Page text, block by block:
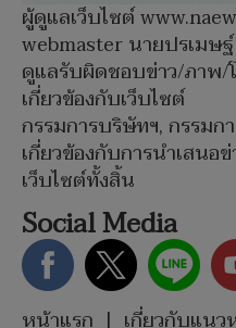
ผู้ดูแลเว็บไซต์
webmaster นายปรเมษ
ดูแลรับผิดชอบข่าว/ภาพ
เกี่ยวข้องกับเว็บไซต์
กรรมการบริษัทฯ, กรรมก
เกี่ยวข้องกับการนำเสนอ
เว็บไซต์ทั้งสิ้น
Social Media